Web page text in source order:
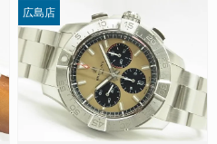
広島店